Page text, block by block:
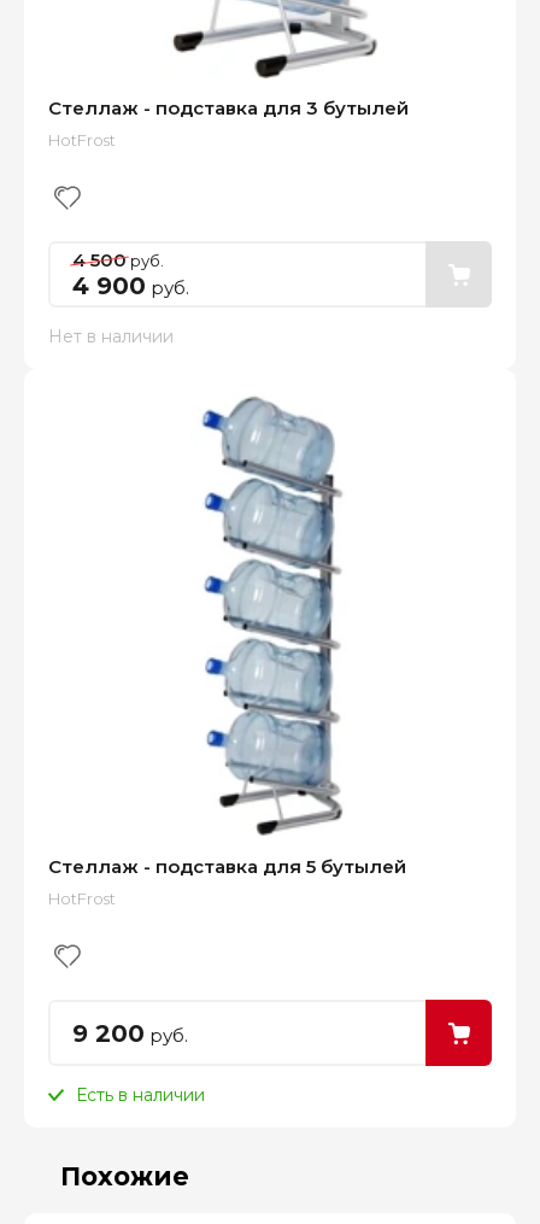
Стеллаж - подставка для 3 бутылей
HotFrost
4 500руб.
4 900 руб.
Нет в наличии
Стеллаж - подставка для 5 бутылей
HotFrost
9 200 руб.
Есть в наличии
Похожие